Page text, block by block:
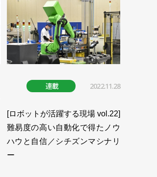
連載 2022.11.28
[ロボットが活躍する現場 vol.22]
難易度の高い自動化で得たノウ
ハウと自信／シチズンマシナリ
ー